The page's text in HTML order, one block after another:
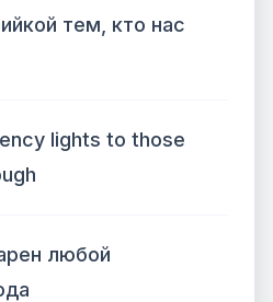
тем, кто нас
lights to those
любой